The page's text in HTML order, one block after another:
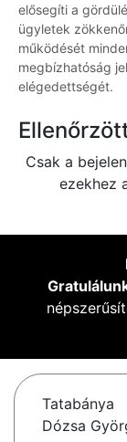
elősegíti a
ügyletek
működését
megbízhatóság
elégedettségét.
Csak a
ezekhez
Tatabánya
Dózsa